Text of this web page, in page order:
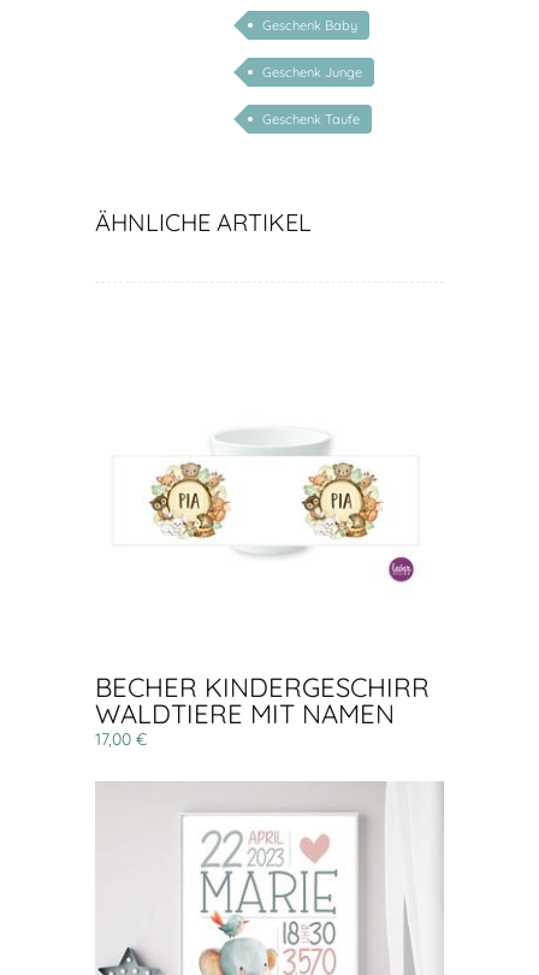
Geschenk Baby
Geschenk Junge
Geschenk Taufe
ÄHNLICHE ARTIKEL
BECHER KINDERGESCHIRR
WALDTIERE MIT NAMEN
17,00 €